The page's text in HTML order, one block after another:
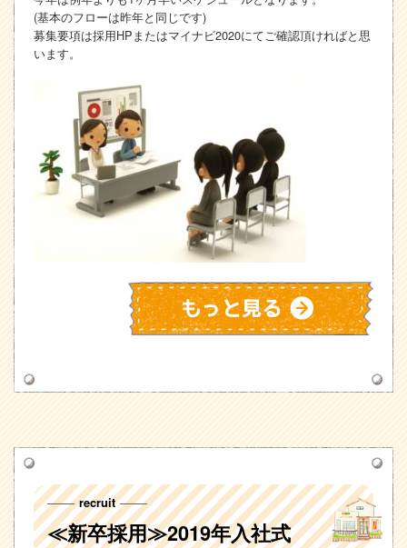
(基本のフローは昨年と同じです)
募集要項は採用HPまたはマイナビ2020にてご確認頂ければと思
います。
recruit
≪新卒採用≫2019年入社式